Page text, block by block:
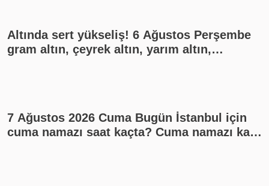
Altında sert yükseliş! 6 Ağustos Perşembe
gram altın, çeyrek altın, yarım altın,
7 Ağustos 2026 Cuma Bugün İstanbul için
cuma namazı saat kaçta? Cuma namazı kaç